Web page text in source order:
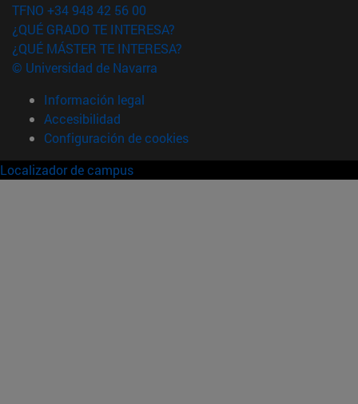
TFNO +34 948 42 56 00
¿QUÉ GRADO TE INTERESA?
¿QUÉ MÁSTER TE INTERESA?
© Universidad de Navarra
Información legal
Accesibilidad
Configuración de cookies
Localizador de campus